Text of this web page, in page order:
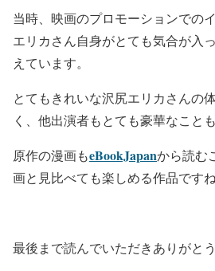
当時、映画のプロモーションでの
エリカさん自身がとても気合が入
えています。
とてもきれいな沢尻エリカさんの
く、 他出演者もとても豪華なこと
原作の漫画もeBookJapanから読む
画と見比べても楽しめる作品ですね
最後まで読んでいただきありがと